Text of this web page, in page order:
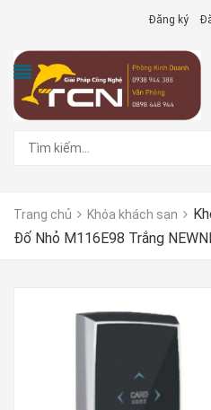
Đăng ký
Trang chủ Khóa khách sạn
Đố Nhỏ M116E98 Trắng